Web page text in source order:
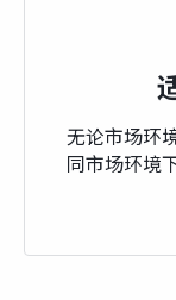
无论市场环
同市场环境